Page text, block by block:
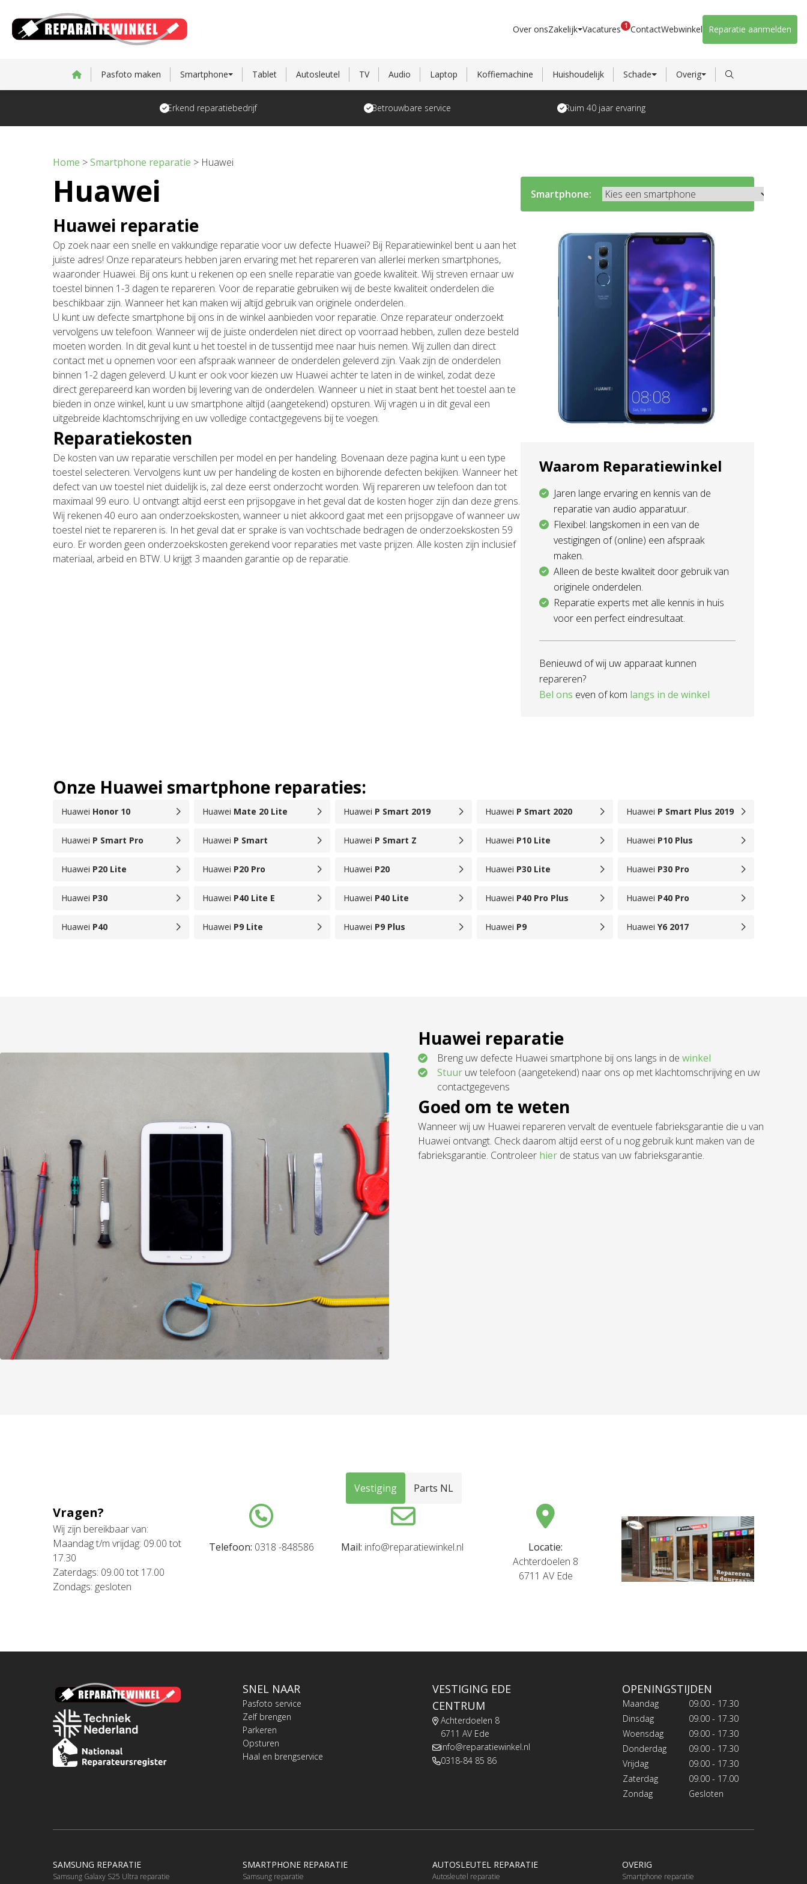
Over onsZakelijk Vacatures 1 ContactWebwinkel Reparatie aanmelden
Pasfoto maken Smartphone Tablet Autosleutel TV Audio Laptop Koffiemachine Huishoudelijk Schade Overig
Erkend reparatiebedrijf Betrouwbare service Ruim 40 jaar ervaring
Home >Smartphone reparatie > Huawei
Huawei
Huawei reparatie
Op zoek naar een snelle en vakkundige reparatie voor uw defecte Huawei? Bij Reparatiewinkel bent u aan het
juiste adres! Onze reparateurs hebben jaren ervaring met het repareren van allerlei merken smartphones,
waaronder Huawei. Bij ons kunt u rekenen op een snelle reparatie van goede kwaliteit. Wij streven ernaar uw
toestel binnen 1-3 dagen te repareren. Voor de reparatie gebruiken wij de beste kwaliteit onderdelen die
beschikbaar zijn. Wanneer het kan maken wij altijd gebruik van originele onderdelen.
U kunt uw defecte smartphone bij ons in de winkel aanbieden voor reparatie. Onze reparateur onderzoekt
vervolgens uw telefoon. Wanneer wij de juiste onderdelen niet direct op voorraad hebben, zullen deze besteld
moeten worden. In dit geval kunt u het toestel in de tussentijd mee naar huis nemen. Wij zullen dan direct
contact met u opnemen voor een afspraak wanneer de onderdelen geleverd zijn. Vaak zijn de onderdelen
binnen 1-2 dagen geleverd. U kunt er ook voor kiezen uw Huawei achter te laten in de winkel, zodat deze
direct gerepareerd kan worden bij levering van de onderdelen. Wanneer u niet in staat bent het toestel aan te
bieden in onze winkel, kunt u uw smartphone altijd (aangetekend) opsturen. Wij vragen u in dit geval een
uitgebreide klachtomschrijving en uw volledige contactgegevens bij te voegen.
Reparatiekosten
De kosten van uw reparatie verschillen per model en per handeling. Bovenaan deze pagina kunt u een type
toestel selecteren. Vervolgens kunt uw per handeling de kosten en bijhorende defecten bekijken. Wanneer het
defect van uw toestel niet duidelijk is, zal deze eerst onderzocht worden. Wij repareren uw telefoon dan tot
maximaal 99 euro. U ontvangt altijd eerst een prijsopgave in het geval dat de kosten hoger zijn dan deze grens.
Wij rekenen 40 euro aan onderzoekskosten, wanneer u niet akkoord gaat met een prijsopgave of wanneer uw
toestel niet te repareren is. In het geval dat er sprake is van vochtschade bedragen de onderzoekskosten 59
euro. Er worden geen onderzoekskosten gerekend voor reparaties met vaste prijzen. Alle kosten zijn inclusief
materiaal, arbeid en BTW. U krijgt 3 maanden garantie op de reparatie.
Smartphone:
Waarom Reparatiewinkel
Jaren lange ervaring en kennis van de
reparatie van audio apparatuur.
Flexibel: langskomen in een van de
vestigingen of (online) een afspraak
maken.
Alleen de beste kwaliteit door gebruik van
originele onderdelen.
Reparatie experts met alle kennis in huis
voor een perfect eindresultaat.
Benieuwd of wij uw apparaat kunnen
repareren?
Bel ons even of kom langs in de winkel
Onze Huawei smartphone reparaties:
Huawei Honor 10 Huawei Mate 20 Lite Huawei P Smart 2019 Huawei P Smart 2020 Huawei P Smart Plus 2019
Huawei P Smart Pro Huawei P Smart Huawei P Smart Z Huawei P10 Lite Huawei P10 Plus
Huawei P20 Lite Huawei P20 Pro Huawei P20 Huawei P30 Lite Huawei P30 Pro
Huawei P30 Huawei P40 Lite E Huawei P40 Lite Huawei P40 Pro Plus Huawei P40 Pro
Huawei P40 Huawei P9 Lite Huawei P9 Plus Huawei P9 Huawei Y6 2017
Huawei reparatie
Breng uw defecte Huawei smartphone bij ons langs in de winkel
Stuur uw telefoon (aangetekend) naar ons op met klachtomschrijving en uw
contactgegevens
Goed om te weten
Wanneer wij uw Huawei repareren vervalt de eventuele fabrieksgarantie die u van
Huawei ontvangt. Check daarom altijd eerst of u nog gebruik kunt maken van de
fabrieksgarantie. Controleer hier de status van uw fabrieksgarantie.
Vestiging Parts NL
Vragen?
Wij zijn bereikbaar van:
Maandag t/m vrijdag: 09.00 tot
17.30
Zaterdags: 09.00 tot 17.00
Zondags: gesloten
Telefoon: 0318 -848586 Mail: info@reparatiewinkel.nl
Locatie:
Achterdoelen 8
6711 AV Ede
SNEL NAAR
Pasfoto service
Zelf brengen
Parkeren
Opsturen
Haal en brengservice
VESTIGING EDE
CENTRUM
Achterdoelen 8
6711 AV Ede
info@reparatiewinkel.nl
0318-84 85 86
OPENINGSTIJDEN
Maandag
09.00 - 17.30
Dinsdag
09.00 - 17.30
Woensdag
09.00 - 17.30
Donderdag
09.00 - 17.30
Vrijdag
09.00 - 17.30
Zaterdag
09.00 - 17.00
Zondag
Gesloten
SAMSUNG REPARATIE
Samsung Galaxy S25 Ultra reparatie
SMARTPHONE REPARATIE
Samsung reparatie
AUTOSLEUTEL REPARATIE
Autosleutel reparatie
OVERIG
Smartphone reparatie